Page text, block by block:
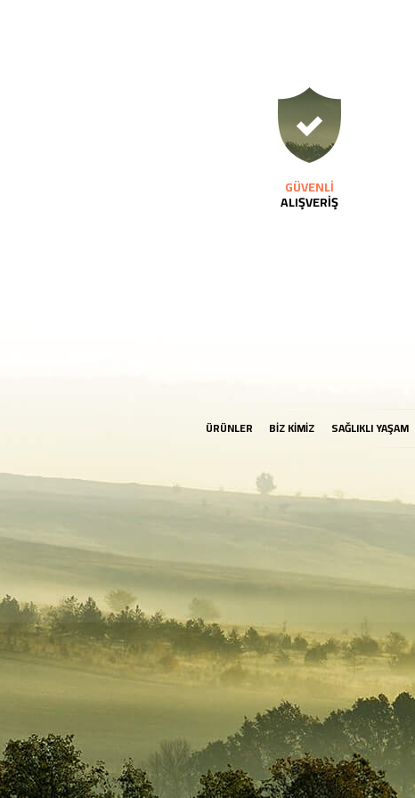
GÜVENLİ
ALIŞVERİŞ
ÜRÜNLER BİZ KİMİZ SAĞLIKLI YAŞAM